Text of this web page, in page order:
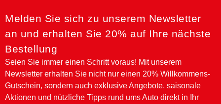
NAPA Premium RST 15W-40 - 1 Ltr.
NAPA Premium RSL C3 5W-40 - 1 Ltr.
NAPA Premium RSL 5W-40 - 1 Ltr.
NAPA Premium Special V 0W-30 - 5 Ltr.NAPA Premium Special F Plus 0W-30 - 5 Ltr.
Melden Sie sich zu unserem Newsletter
an und erhalten Sie 20% auf Ihre nächste
Bestellung
Seien Sie immer einen Schritt voraus! Mit unserem
Newsletter erhalten Sie nicht nur einen 20% Willkommens-
Gutschein, sondern auch exklusive Angebote, saisonale
Aktionen und nützliche Tipps rund ums Auto direkt in Ihr